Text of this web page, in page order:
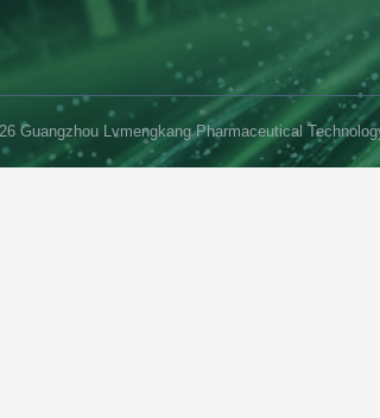
Guangzhou Lvmengkang Pharmaceutical